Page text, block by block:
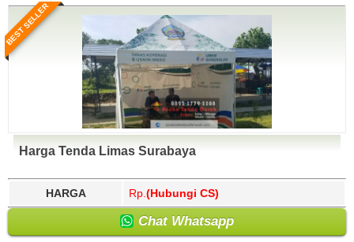
BEST SELLER
Harga Tenda Limas Surabaya
HARGA Rp. (Hubungi CS)
Chat Whatsapp